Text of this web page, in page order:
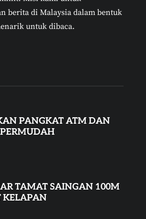
berita di Malaysia dalam bentuk
untuk dibaca.
PANGKAT ATM DAN
TAMAT SAINGAN 100M
KELAPAN